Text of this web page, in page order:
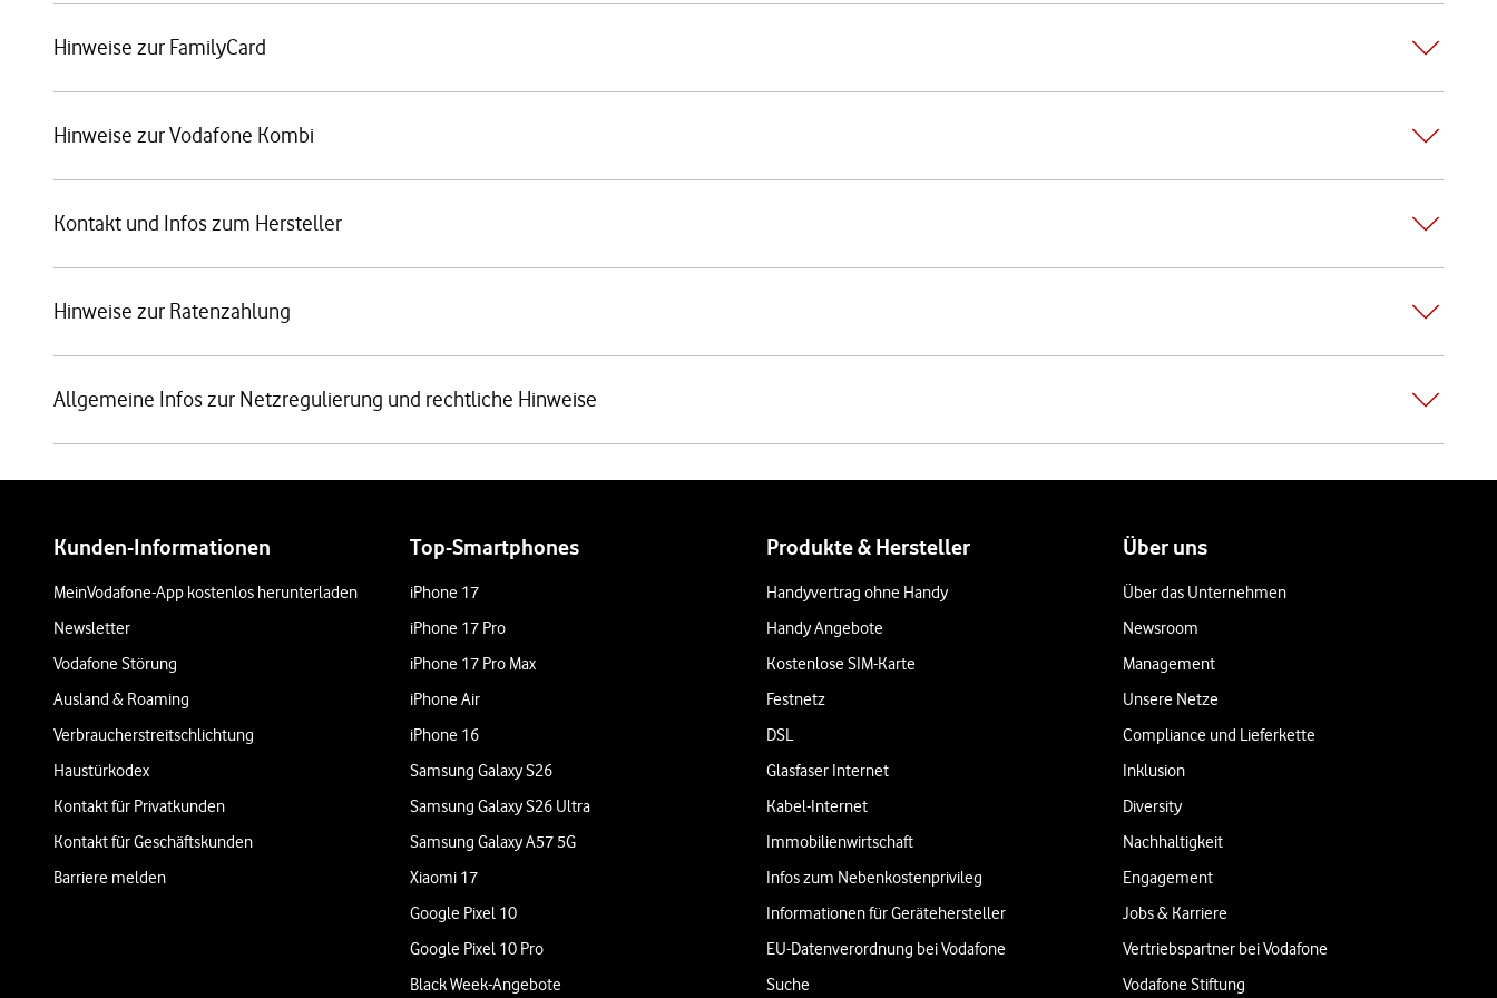
Hinweise zur FamilyCard
Hinweise zur Vodafone Kombi
Kontakt und Infos zum Hersteller
Hinweise zur Ratenzahlung
Allgemeine Infos zur Netzregulierung und rechtliche Hinweise
Kunden-Informationen
MeinVodafone-App kostenlos herunterladen
Newsletter
Vodafone Störung
Ausland & Roaming
Verbraucherstreitschlichtung
Haustürkodex
Kontakt für Privatkunden
Kontakt für Geschäftskunden
Barriere melden
Top-Smartphones
iPhone 17
iPhone 17 Pro
iPhone 17 Pro Max
iPhone Air
iPhone 16
Samsung Galaxy S26
Samsung Galaxy S26 Ultra
Samsung Galaxy A57 5G
Xiaomi 17
Google Pixel 10
Google Pixel 10 Pro
Black Week-Angebote
Produkte & Hersteller
Handyvertrag ohne Handy
Handy Angebote
Kostenlose SIM-Karte
Festnetz
DSL
Glasfaser Internet
Kabel-Internet
Immobilienwirtschaft
Infos zum Nebenkostenprivileg
Informationen für Gerätehersteller
EU-Datenverordnung bei Vodafone
Suche
Über uns
Über das Unternehmen
Newsroom
Management
Unsere Netze
Compliance und Lieferkette
Inklusion
Diversity
Nachhaltigkeit
Engagement
Jobs & Karriere
Vertriebspartner bei Vodafone
Vodafone Stiftung